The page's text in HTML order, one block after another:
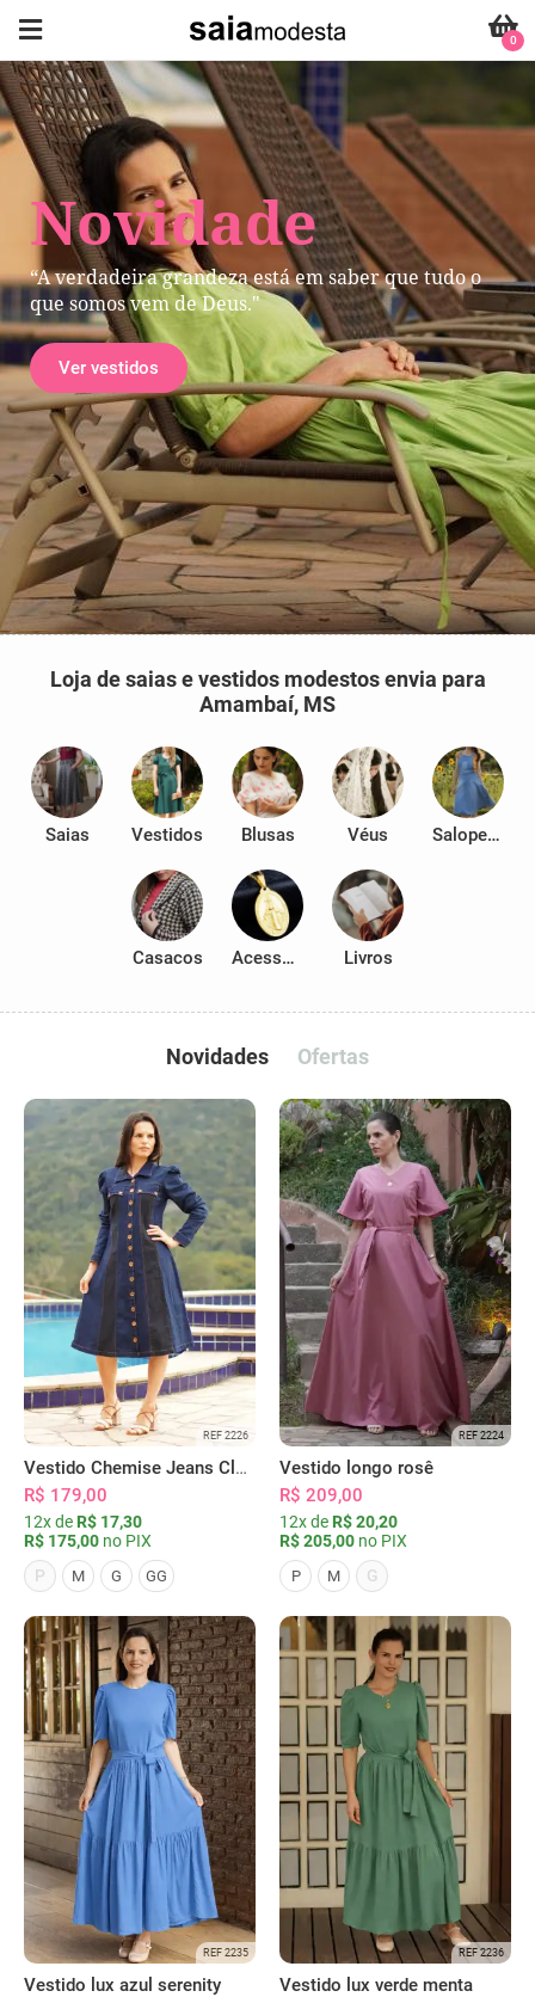
Novidade
“A verdadeira grandeza está em saber que tudo o
que somos vem de Deus."
Ver vestidos
0
Loja de saias e vestidos modestos envia para
Amambaí, MS
Saias Vestidos Blusas Véus Salopetes
Casacos Acessórios Livros
Novidades Ofertas
REF 2226
Vestido Chemise Jeans Clássica Serena
R$ 179,00
12x de R$ 17,30
R$ 175,00 no PIX
P
M G GG
REF 2224
Vestido longo rosê
R$ 209,00
12x de R$ 20,20
R$ 205,00 no PIX
P M G
REF 2235
Vestido lux azul serenity
REF 2236
Vestido lux verde menta